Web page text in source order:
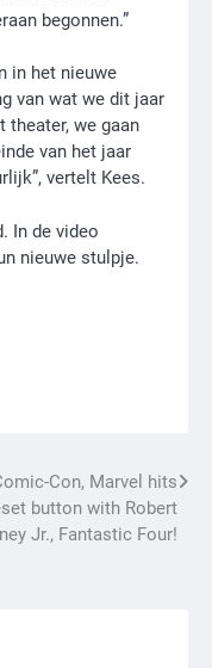
begonnen.”
in het nieuwe
van wat we dit jaar
theater, we gaan
van het jaar
vertelt Kees.
In de video
nieuwe stulpje.
Con, Marvel hits
button with Robert
Jr., Fantastic Four!